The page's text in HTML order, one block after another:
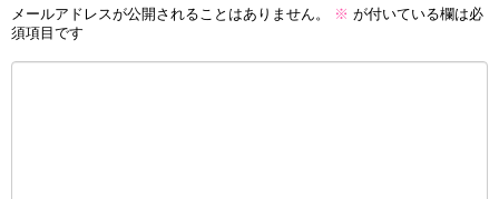
メールアドレスが公開されることはありません。 ※ が付いている欄は必
須項目です